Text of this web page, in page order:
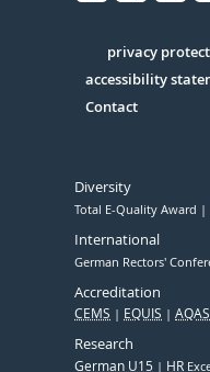
Serivce
privacy
accessibility
Contact
Diversity
Total E-Quality Award
International
German Rectors'
Accreditation
CEMS EQUIS AQAS
Research
German U15 HR